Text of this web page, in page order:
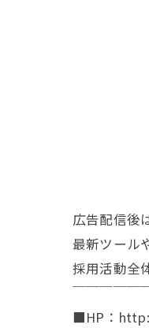
広告配信後
最新ツール
採用活動全
￣￣￣￣￣
■HP：